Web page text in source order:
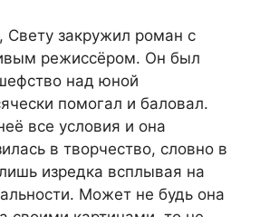
Свету закружил роман с
режиссёром. Он был
над юной
помогал и баловал.
все условия и она
в творчество, словно в
изредка всплывая на
Может не будь она